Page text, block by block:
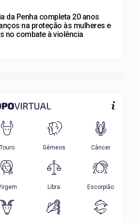
da Penha completa 20 anos
na proteção às mulheres e
no combate à violência